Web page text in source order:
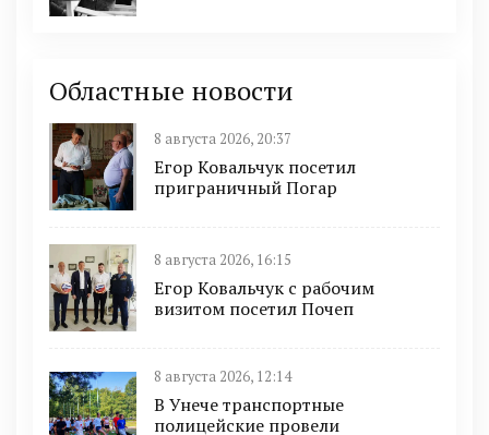
Областные новости
8 августа 2026, 20:37
Егор Ковальчук посетил
приграничный Погар
8 августа 2026, 16:15
Егор Ковальчук с рабочим
визитом посетил Почеп
8 августа 2026, 12:14
В Унече транспортные
полицейские провели